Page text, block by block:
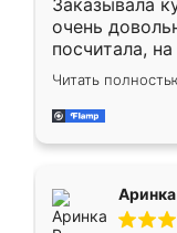
Заказывала
очень
посчитала,
Замерщик
делу со
за день,
Читать